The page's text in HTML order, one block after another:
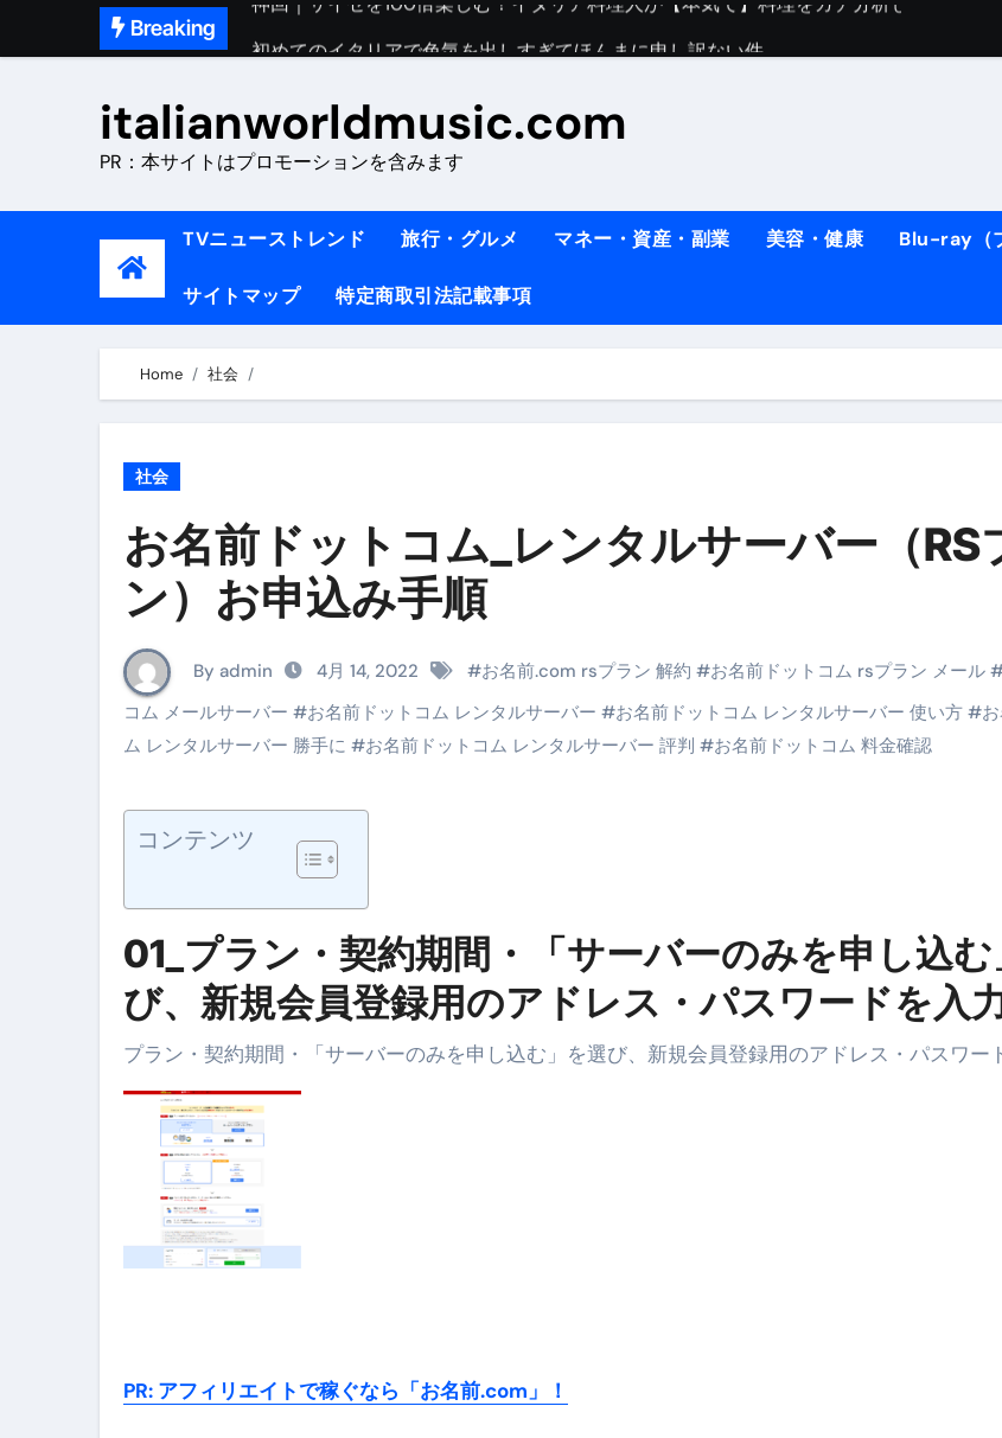
Breaking
イタリア人シェフに教わった｜ズッキーニのパスタ
「イタリア旅行最高！いつか移住したい！」と思っている人が見たら、一瞬で現実に引
イタリアNo. 1肉料理【ポルケッタ】スーパーの豚肉が大変身#shorts
南イタリアの楽園・ポ
ラビッド・ドッグズ （ブルーレイディスク）
【カルボナーラの世界】イタリア料理 #Shorts
イタリア料理店【営業風景】週末ビリビリのランチ営業
笑む窓のある家 4K修復版 （ブルーレイディスク）
【Vlog：July 2025】マリナと過ごしたイタリア
Lake Como, Italy VLOG | Awesome things to do in Lake Como!
【Instagram Live】イタリア行きの飛行機乗り遅れ事件について
【賄いラーメン】人生初の二郎系ラーメン！イタリア人シェフ達に作ってみた結果…
【トマトパスタ】三ツ星シェフのパスタを完全再現 #shorts
フェノミナ-4K吹替音声収録版 SPECIAL-（4K ULTRA HD）
フェノミナ-4K吹替音声収録版- （ブルーレイディスク）
2026年料理人ローマへ行く！航空券0円てマジ？&アジア飯食べ尽くし
イタリア流
イタリア旅行体験談＆オススメスポット｜a domenica! – Podcast #8
【何も言わなくても通じ合う】イタリアンの名店 イルギオットーネの厨房風景｜料理
italianworldmusic.com
PR：本サイトはプロモーションを含みます
TVニューストレンド 旅行・グルメ マネー・資産・副業 美容・健康 Blu-ray（
サイトマップ 特定商取引法記載事項
Home 社会
社会
お名前ドットコム_レンタルサーバー（RS
ン）お申込み手順
By admin 4月 14, 2022 #お名前.com rsプラン 解約 #お名前ドットコム rsプラン メール
コム メールサーバー #お名前ドットコム レンタルサーバー #お名前ドットコム レンタルサーバー 使い方 #
ム レンタルサーバー 勝手に #お名前ドットコム レンタルサーバー 評判 #お名前ドットコム 料金確認
コンテンツ
01_プラン・契約期間・「サーバーのみを申し込
び、新規会員登録用のアドレス・パスワードを入
プラン・契約期間・「サーバーのみを申し込む」を選び、新規会員登録用のアドレス・パスワー
PR: アフィリエイトで稼ぐなら「お名前.com」！